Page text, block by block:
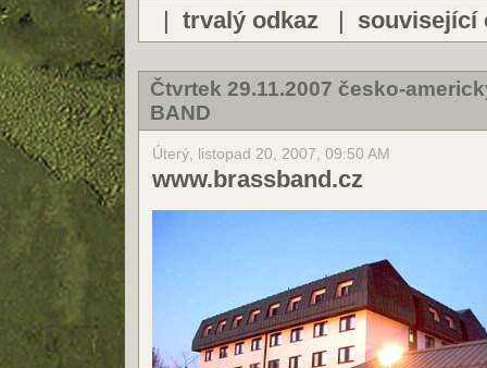
| trvalý odkaz | související
Čtvrtek 29.11.2007 česko-
BAND
Úterý, listopad 20, 2007, 09:50 AM
www.brassband.cz